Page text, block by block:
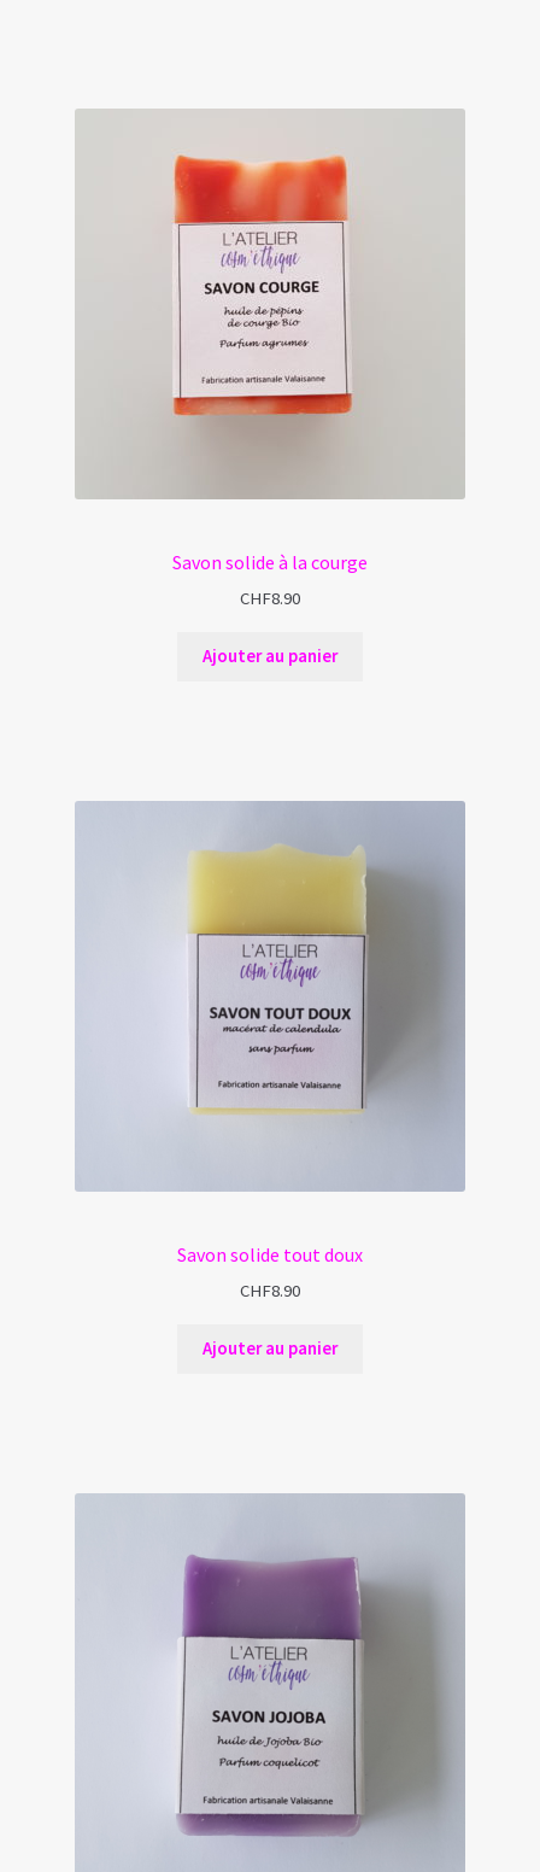
Savon solide à la courge
CHF8.90
Ajouter au panier
Savon solide tout doux
CHF8.90
Ajouter au panier